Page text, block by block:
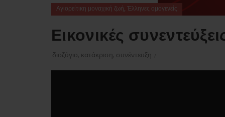
Αγιορείτικη μοναχική ζωή, Έλληνες ομογενείς
Εικονικές
διοζύγιο κατάκριση συνέντευξη